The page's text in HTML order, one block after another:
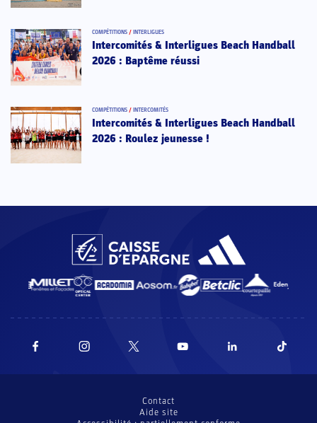
COMPÉTITIONS / INTERLIGUES
Intercomités & Interligues Beach Handball
2026 : Baptême réussi
COMPÉTITIONS / INTERCOMITÉS
Intercomités & Interligues Beach Handball
2026 : Roulez jeunesse !
Contact
Aide site